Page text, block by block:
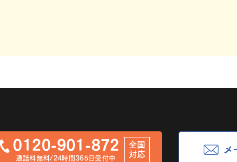
0120-901-872
通話料無料/24時間365日受付中
全国
対応
メ